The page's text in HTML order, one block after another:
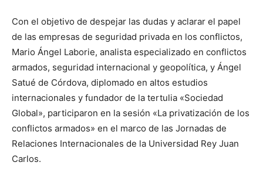
Con el objetivo de despejar las dudas y aclarar el papel
de las empresas de seguridad privada en los conflictos,
Mario Ángel Laborie, analista especializado en conflictos
armados, seguridad internacional y geopolítica, y Ángel
Satué de Córdova, diplomado en altos estudios
internacionales y fundador de la tertulia «Sociedad
Global», participaron en la sesión «La privatización de los
conflictos armados» en el marco de las Jornadas de
Relaciones Internacionales de la Universidad Rey Juan
Carlos.